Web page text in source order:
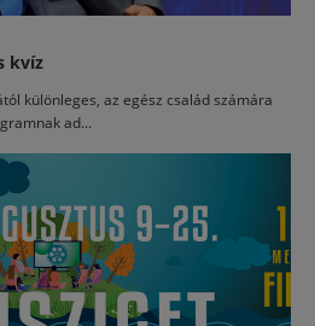
kvíz
különleges, az egész család számára
ad...